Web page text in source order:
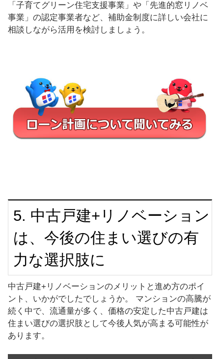
「子育てグリーン住宅支援事業」や「先進的窓リノベ
事業」の認定事業者など、補助金制度に詳しい会社に
相談しながら活用を検討しましょう。
5. 中古戸建+リノベーション
は、今後の住まい選びの有
力な選択肢に
中古戸建+リノベーションのメリットと進め方のポイ
ント、いかがでしたでしょうか。 マンションの高騰が
続く中で、流通量が多く、価格の安定した中古戸建は
住まい選びの選択肢として今後人気が高まる可能性が
あります。